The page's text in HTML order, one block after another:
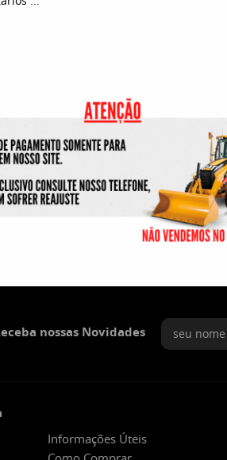
nossas Novidades
Informações Úteis